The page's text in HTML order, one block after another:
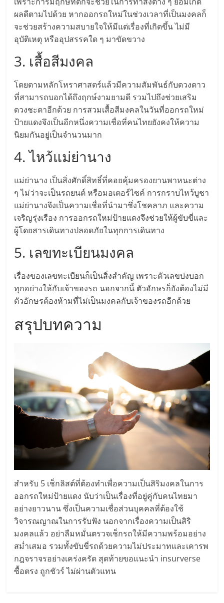
แฟ
รน
ไชส์
ขาย
หน้า
บ้าน
ลงทุน
น้อย
คืน
ทุน
ไว,
ที่
ปรึกษา
การ
ลงทุน
และ
ขยาย
สา
ขา
แฟ
รน
ผลดีตามไปด้วย หากออกรถใหม่ในช่วงเวลาที่เป็นมงคลก็
จะช่วยสร้างความสบายใจให้มีแต่เรื่องที่เกิดขึ้น ไม่มี
อุบัติเหตุ หรืออุปสรรคใด ๆ มาขัดขวาง
3. เสื้อสีมงคล
โดยตามหลักโหราศาสตร์แล้วมีความสัมพันธ์กับดวงดาว
ที่สามารถบอกได้ถึงฤกษ์งามยามดี รวมไปถึงช่วยเสริม
ดวงชะตาอีกด้วย การสวมเสื้อสีมงคลในวันที่ออกรถใหม่
ป้ายแดงจึงเป็นอีกหนึ่งความเชื่อที่คนไทยยังคงให้ความ
นิยมกันอยู่เป็นจำนวนมาก
4. ไหว้แม่ย่านาง
แม่ย่านาง เป็นสิ่งศักดิ์สิทธิ์ที่คอยคุ้มครองยานพาหนะต่าง
ๆ ไม่ว่าจะเป็นรถยนต์ หรือมอเตอร์ไซค์ การกราบไหว้บูชา
แม่ย่านางจึงเป็นความเชื่อที่นำมาซึ่งโชคลาภ และความ
เจริญรุ่งเรือง การออกรถใหม่ป้ายแดงจึงช่วยให้ผู้ขับขี่และ
ผู้โดยสารเดินทางปลอดภัยในทุกการเดินทาง
5. เลขทะเบียนมงคล
เรื่องของเลขทะเบียนก็เป็นสิ่งสำคัญ เพราะตัวเลขบ่งบอก
ทุกอย่างให้กับเจ้าของรถ นอกจากนี้ ตัวอักษรก็ยังต้องไม่มี
ตัวอักษรต้องห้ามที่ไม่เป็นมงคลกับเจ้าของรถอีกด้วย
สรุปบทความ
สำหรับ 5 เช็กลิสต์ที่ต้องทำเพื่อความเป็นสิริมงคลในการ
ออกรถใหม่ป้ายแดง นับว่าเป็นเรื่องที่อยู่คู่กับคนไทยมา
อย่างยาวนาน ซึ่งเป็นความเชื่อส่วนบุคคลที่ต้องใช้
วิจารณญาณในการรับฟัง นอกจากเรื่องความเป็นสิริ
มงคลแล้ว อย่าลืมหมั่นตรวจเช็กรถให้มีความพร้อมอย่าง
สม่ำเสมอ รวมทั้งขับขี่รถด้วยความไม่ประมาทและเคารพ
กฎจราจรอย่างเคร่งครัด สุดท้ายขอแนะนำ insurverse
ซื้อตรง ถูกชัวร์ ไม่ผ่านตัวแทน